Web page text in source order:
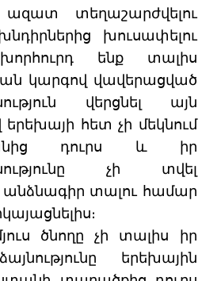
ազատ տեղաշարժվելու
խուսափելու
ենք տալիս
կարգով վավերացված
վերցնել այն
երեխայի հետ չի մեկնում
դուրս և իր
չի տվել
անձնագիր տալու համար
ծնողը չի տալիս իր
երեխային